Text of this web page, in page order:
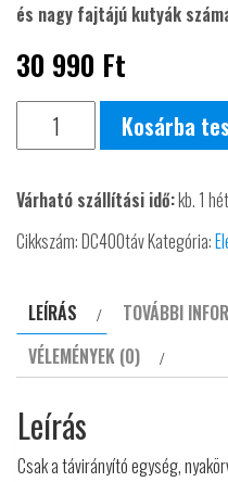
és nagy fajtájú kutyák
30 990 Ft
Dogtrace
D-
400
távirányító
mennyiség
Kosárba
Várható szállítási idő:kb. 1 hét
Cikkszám:DC400távKategória:
LEÍRÁS
TOVÁBBI
VÉLEMÉNYEK (0)
Leírás
Csak a távirányító egység,